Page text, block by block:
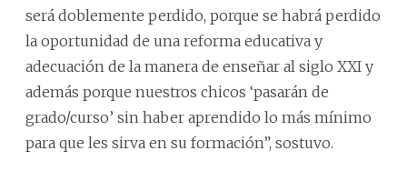
será doblemente perdido, porque se habrá perdido
la oportunidad de una reforma educativa y
adecuación de la manera de enseñar al siglo XXI y
además porque nuestros chicos ‘pasarán de
grado/curso’ sin haber aprendido lo más mínimo
para que les sirva en su formación”, sostuvo.